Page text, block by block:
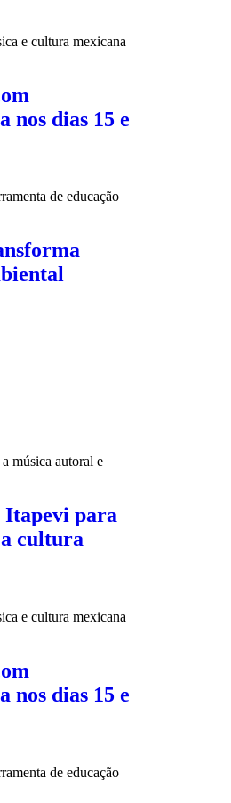
nos dias 15 e
Itapevi para
cultura
nos dias 15 e